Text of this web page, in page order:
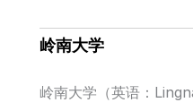
岭南大学
岭南大学（英语：